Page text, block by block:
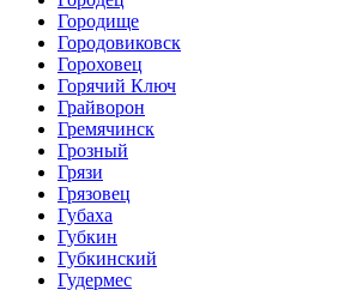
Городище
Городовиковск
Гороховец
Горячий Ключ
Грайворон
Гремячинск
Грозный
Грязи
Грязовец
Губаха
Губкин
Губкинский
Гудермес